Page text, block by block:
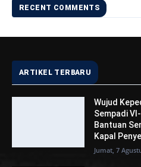
RECENT COMMENTS
ARTIKEL TERBARU
Wujud
Sempadi
Bantuan
Kapal
Jumat, 7